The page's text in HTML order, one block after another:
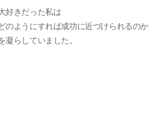
好きだった私は
のようにすれば成功に近づけられるのか
らしていました。